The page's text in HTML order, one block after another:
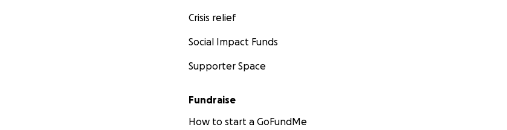
Crisis relief
Social Impact Funds
Supporter Space
Fundraise
How to start a GoFundMe